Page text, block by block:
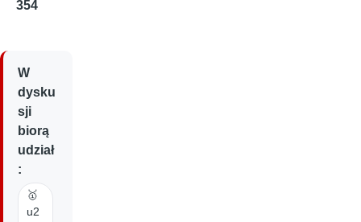
354
W
dysku
sji
biorą
udział
:
🥇
u2